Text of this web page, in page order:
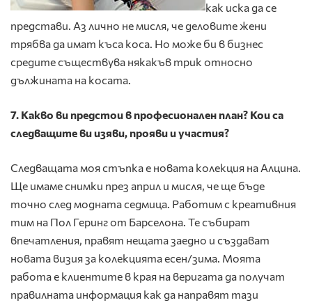
как иска да се
представи. Аз лично не мисля, че деловите жени
трябва да имат къса коса. Но може би в бизнес
средите съществува някакъв трик относно
дължината на косата.
7. Какво ви предстои в професионален план? Кои са
следващите ви изяви, прояви и участия?
Следващата моя стъпка е новата колекция на Алцина.
Ще имаме снимки през април и мисля, че ще бъде
точно след модната седмица. Работим с креативния
тим на Пол Геринг от Барселона. Те събират
впечатления, правят нещата заедно и създават
новата визия за колекцията есен/зима. Моята
работа е клиентите в края на веригата да получат
правилната информация как да направят тази